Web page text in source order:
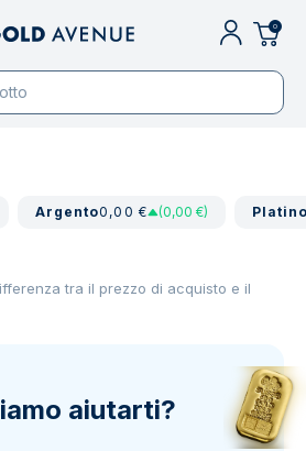
0
Argento0,00 € (0,00 €)
tra il prezzo di acquisto e il
aiutarti?